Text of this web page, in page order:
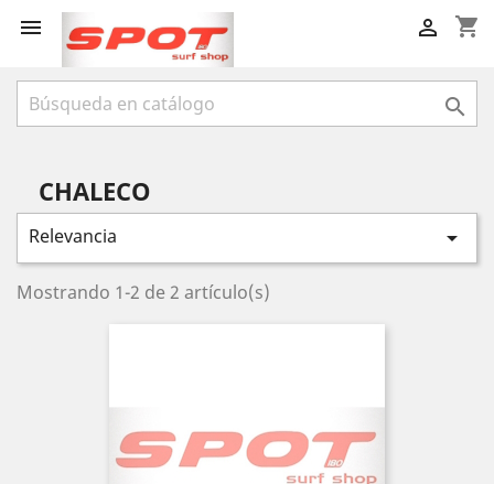
 shopping_cart


CHALECO
Relevancia 
Mostrando 1-2 de 2 artículo(s)